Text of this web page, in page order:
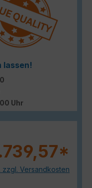
lassen!
Uhr
zzgl. Versandkosten